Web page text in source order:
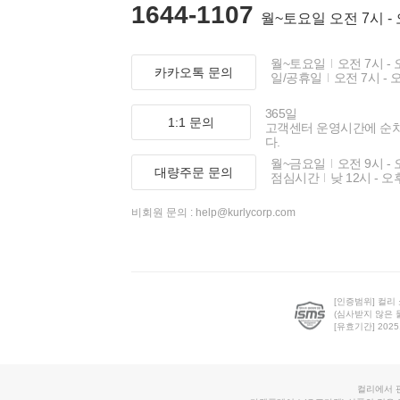
1644-1107 월~토요일 오전 7시 -
카카오톡 문의
월~토요일
오전 7시 -
일/공휴일
오전 7시 -
1:1 문의
365일
고객센터 운영시간에 순
다.
대량주문 문의
월~금요일
오전 9시 -
점심시간
낮 12시 - 오
비회원 문의 : help@kurlycorp.com
[인증범위] 컬리
(심사받지 않은
[유효기간]
컬리에서